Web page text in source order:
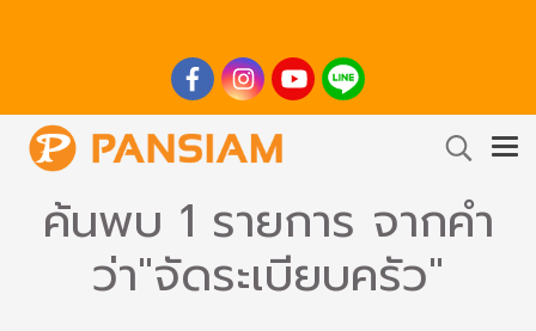
ค้นพบ 1 รายการ จากคำ
ว่า"จัดระเบียบครัว"